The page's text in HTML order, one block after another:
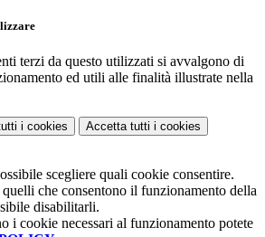
terzi da questo utilizzati si avvalgono di
ed utili alle finalità illustrate nella
i cookies Accetta tutti i cookies
scegliere quali cookie consentire.
che consentono il funzionamento della
disabilitarli.
i cookie necessari al funzionamento potete